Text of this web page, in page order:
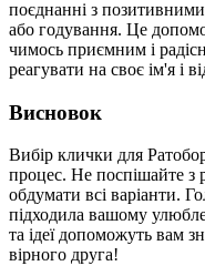
поєднанні з
або годування. Це
чимось приємним і
реагувати на своє ім'я і
Висновок
Вибір клички для
процес. Не поспішайте з
обдумати всі варіанти.
підходила вашому
та ідеї допоможуть вам
вірного друга!